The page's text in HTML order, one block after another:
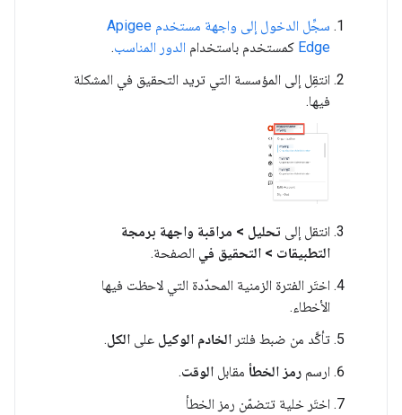
سجِّل الدخول إلى واجهة مستخدم Apigee
Edge كمستخدم باستخدام الدور المناسب.
انتقِل إلى المؤسسة التي تريد التحقيق في المشكلة
فيها.
انتقل إلى تحليل > مراقبة واجهة برمجة
التطبيقات > التحقيق في الصفحة.
اختَر الفترة الزمنية المحدّدة التي لاحظت فيها
الأخطاء.
تأكَّد من ضبط فلتر الخادم الوكيل على الكل.
ارسم رمز الخطأ مقابل الوقت.
اختَر خلية تتضمّن رمز الخطأ